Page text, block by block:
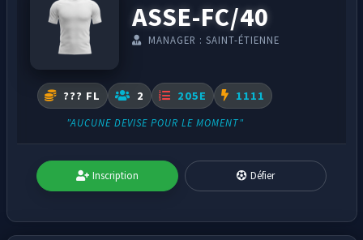
ASSE-FC/40
MANAGER : SAINT-ÉTIENNE
??? FL 2 205E 1111
"AUCUNE DEVISE POUR LE MOMENT"
Inscription Défier